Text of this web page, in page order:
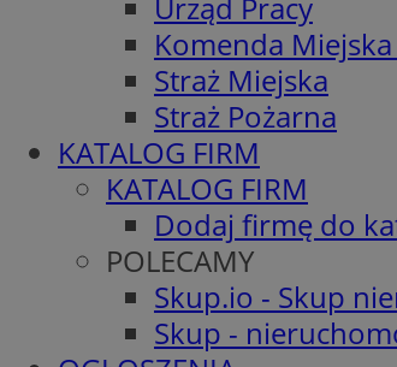
Komenda
Straż Miejska
Straż Pożarna
KATALOG FIRM
KATALOG FIRM
Dodaj firmę do
POLECAMY
Skup.io - Skup
Skup -